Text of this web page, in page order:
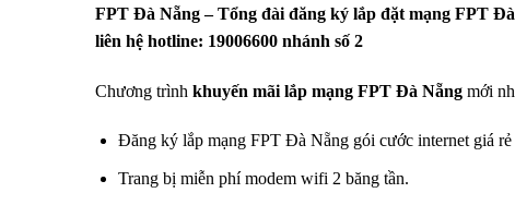
FPT Đà Nẵng – Tổng đài đăng ký lắp đặt mạng FPT
liên hệ hotline: 19006600 nhánh số 2
Chương trình khuyến mãi lắp mạng FPT Đà Nẵng mới
Đăng ký lắp mạng FPT Đà Nẵng gói cước internet giá
Trang bị miễn phí modem wifi 2 băng tần.